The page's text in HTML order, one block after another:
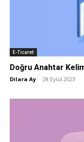
E-Ticaret
Doğru Anahtar
Dilara Ay - 28 Eylül 2023